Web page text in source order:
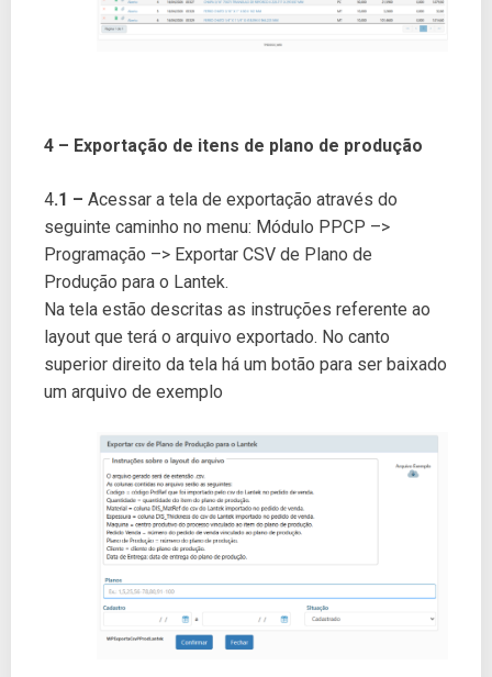
4 – Exportação de itens de plano de produção
4.1 – Acessar a tela de exportação através do
seguinte caminho no menu: Módulo PPCP –>
Programação –> Exportar CSV de Plano de
Produção para o Lantek.
Na tela estão descritas as instruções referente ao
layout que terá o arquivo exportado. No canto
superior direito da tela há um botão para ser baixado
um arquivo de exemplo